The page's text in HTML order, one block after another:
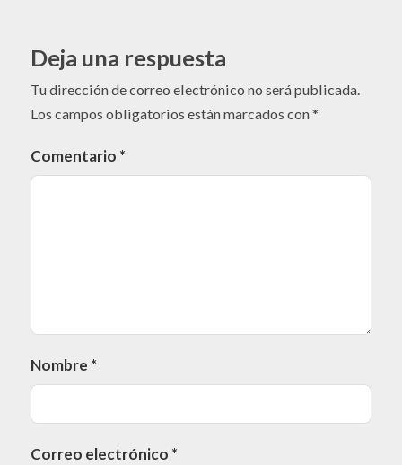
Deja una respuesta
Tu dirección de correo electrónico no será publicada.
Los campos obligatorios están marcados con*
Comentario *
Nombre *
Correo electrónico *